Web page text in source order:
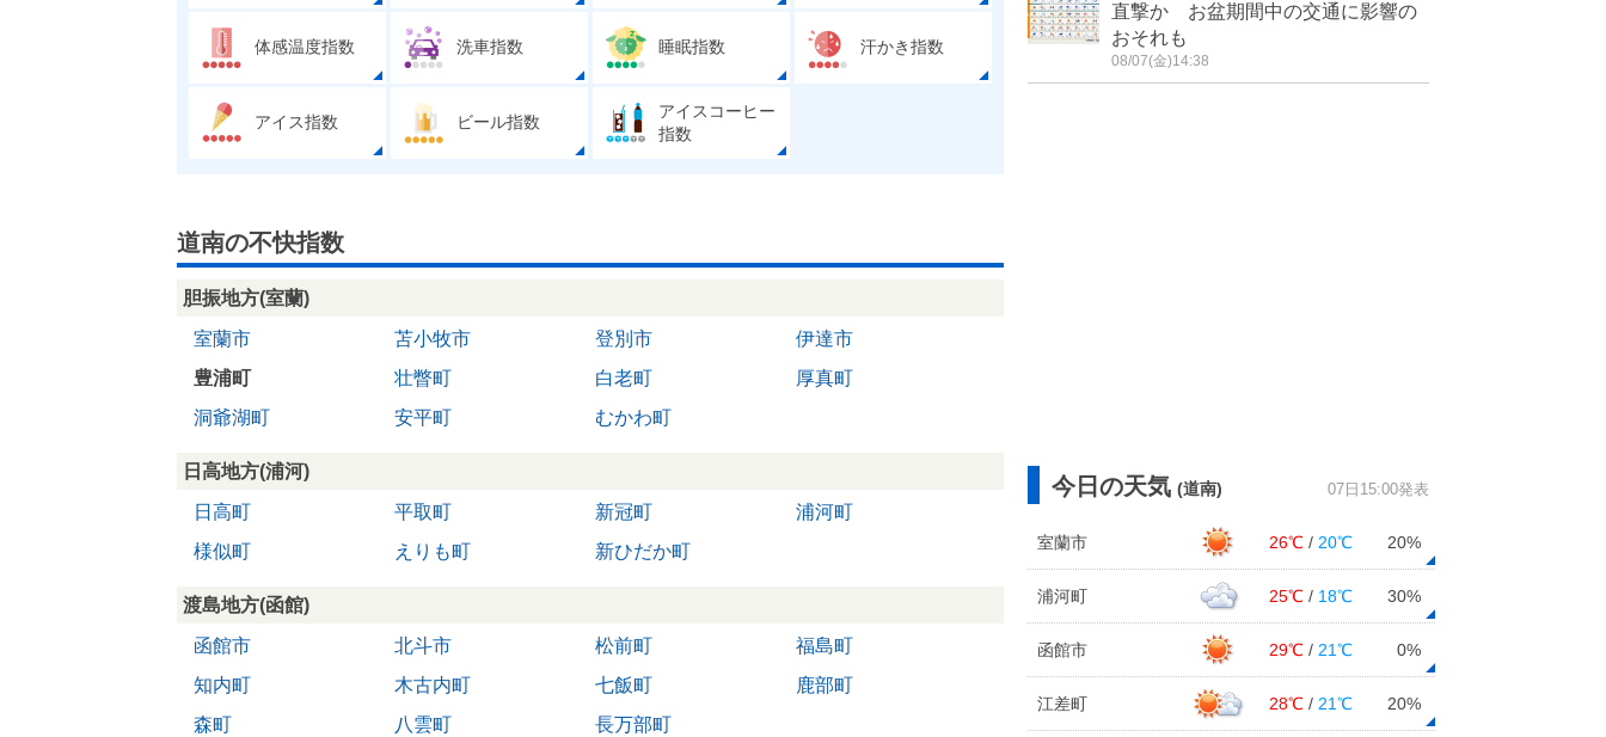
体感温度指数 洗車指数 睡眠指数 汗かき指数
アイス指数 ビール指数
アイスコーヒー
指数
道南の不快指数
胆振地方(室蘭)
室蘭市
苫小牧市 登別市
伊達市
豊浦町
壮瞥町 白老町
厚真町
洞爺湖町
安平町 むかわ町
日高地方(浦河)
日高町
平取町 新冠町
浦河町
様似町
えりも町 新ひだか町
渡島地方(函館)
函館市
北斗市 松前町
福島町
知内町
木古内町 七飯町
鹿部町
森町
八雲町 長万部町
直撃か お盆期間中の交通に影響の
おそれも
08/07(金)14:38
今日の天気 (道南) 07日15:00発表
室蘭市 26℃ / 20℃ 20%
浦河町 25℃ / 18℃ 30%
函館市 29℃ / 21℃ 0%
江差町 28℃ / 21℃ 20%